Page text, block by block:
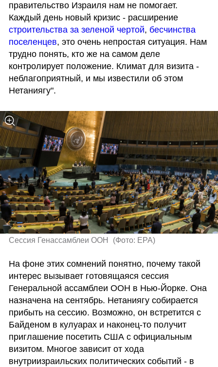
правительство Израиля нам не помогает.
Каждый день новый кризис - расширение
строительства за зеленой чертой, бесчинства
поселенцев, это очень непростая ситуация. Нам
трудно понять, кто же на самом деле
контролирует положение. Климат для визита -
неблагоприятный, и мы известили об этом
Нетаниягу".
Сессия Генассамблеи ООН (Фото: EPA)
На фоне этих сомнений понятно, почему такой
интерес вызывает готовящаяся сессия
Генеральной ассамблеи ООН в Нью-Йорке. Она
назначена на сентябрь. Нетаниягу собирается
прибыть на сессию. Возможно, он встретится с
Байденом в кулуарах и наконец-то получит
приглашение посетить США с официальным
визитом. Многое зависит от хода
внутриизраильских политических событий - в